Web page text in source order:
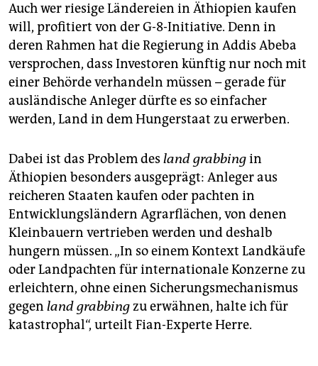
Auch wer riesige Ländereien in Äthiopien kaufen
will, profitiert von der G-8-Initiative. Denn in
deren Rahmen hat die Regierung in Addis Abeba
versprochen, dass Investoren künftig nur noch mit
einer Behörde verhandeln müssen – gerade für
ausländische Anleger dürfte es so einfacher
werden, Land in dem Hungerstaat zu erwerben.
Dabei ist das Problem des land grabbingin
Äthiopien besonders ausgeprägt: Anleger aus
reicheren Staaten kaufen oder pachten in
Entwicklungsländern Agrarflächen, von denen
Kleinbauern vertrieben werden und deshalb
hungern müssen. „In so einem Kontext Landkäufe
oder Landpachten für internationale Konzerne zu
erleichtern, ohne einen Sicherungsmechanismus
gegen land grabbingzu erwähnen, halte ich für
katastrophal“, urteilt Fian-Experte Herre.